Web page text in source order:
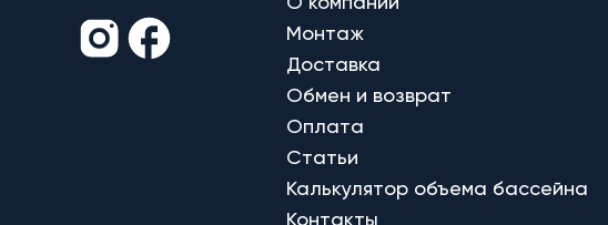
Монтаж
Доставка
Обмен и возврат
Оплата
Статьи
Калькулятор объема бассейна
Контакты